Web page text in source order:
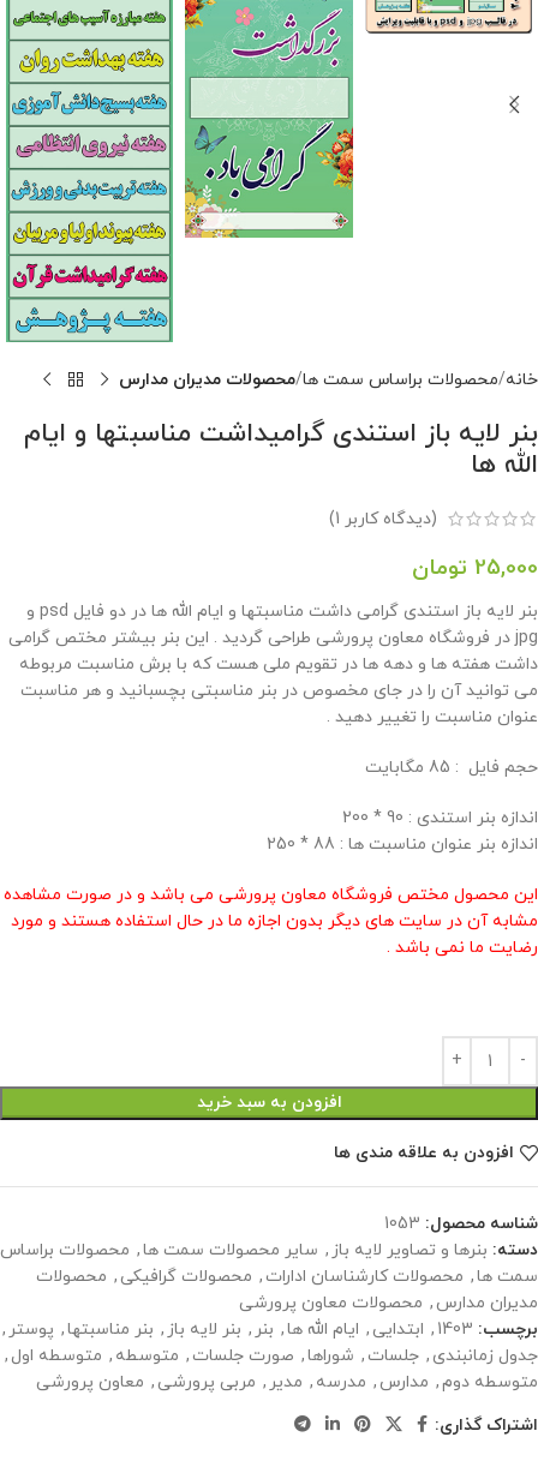
خانه محصولات براساس سمت ها محصولات مدیران مدارس
بنر لایه باز استندی گرامیداشت مناسبتها و ایام
الله ها
(دیدگاه کاربر 1
)
25,000 تومان
بنر لایه باز استندی گرامی داشت مناسبتها و ایام الله ها در دو فایل psd و
jpg در فروشگاه معاون پرورشی طراحی گردید . این بنر بیشتر مختص گرامی
داشت هفته ها و دهه ها در تقویم ملی هست که با برش مناسبت مربوطه
می توانید آن را در جای مخصوص در بنر مناسبتی بچسبانید و هر مناسبت
عنوان مناسبت را تغییر دهید .
حجم فايل : 85 مگابايت
اندازه بنر استندی : 90 * 200
اندازه بنر عنوان مناسبت ها : 88 * 250
این محصول مختص فروشگاه معاون پرورشی می باشد و در صورت مشاهده
مشابه آن در سایت های دیگر بدون اجازه ما در حال استفاده هستند و مورد
رضایت ما نمی باشد .
افزودن به سبد خرید
افزودن به علاقه مندی ها
شناسه محصول: 1053
دسته: بنرها و تصاویر لایه باز , سایر محصولات سمت ها, محصولات براساس
سمت ها, محصولات کارشناسان ادارات , محصولات گرافیکی , محصولات
مدیران مدارس , محصولات معاون پرورشی
برچسب: 1403
, ابتدایی , ایام الله ها, بنر , بنر لایه باز , بنر مناسبتها, پوستر ,
جدول زمانبندی , جلسات , شوراها, صورت جلسات , متوسطه , متوسطه اول ,
متوسطه دوم, مدارس , مدرسه , مدیر , مربی پرورشی , معاون پرورشی
اشتراک گذاری: